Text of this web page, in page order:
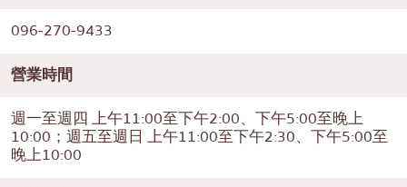
096-270-9433
營業時間
週一至週四 上午11:00至下午2:00、下午5:00至晚上
10:00；週五至週日 上午11:00至下午2:30、下午5:00至
晚上10:00